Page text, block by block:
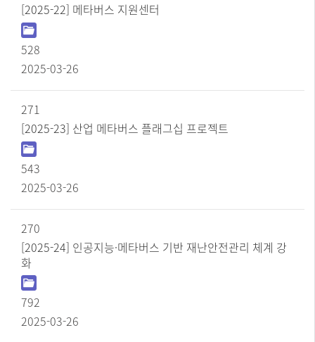
[2025-22] 메타버스 지원센터
528
2025-03-26
271
[2025-23] 산업 메타버스 플래그십 프로젝트
543
2025-03-26
270
[2025-24] 인공지능·메타버스 기반 재난안전관리 체계 강
화
792
2025-03-26